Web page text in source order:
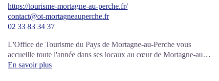
https://tourisme-mortagne-au-perche.fr/
contact@ot-mortagneauperche.fr
02 33 83 34 37
L'Office de Tourisme du Pays de Mortagne-au-Perche vous
accueille toute l'année dans ses locaux au cœur de Mortagne-au-
Perche.
En savoir plus